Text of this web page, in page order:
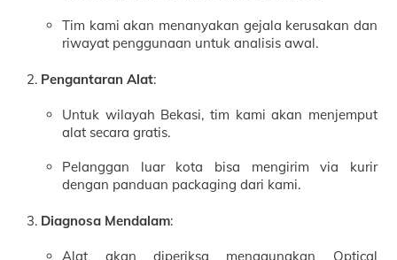
Tim kami akan menanyakan gejala kerusakan dan
riwayat penggunaan untuk analisis awal.
Pengantaran Alat:
Untuk wilayah Bekasi, tim kami akan menjemput
alat secara gratis.
Pelanggan luar kota bisa mengirim via kurir
dengan panduan packaging dari kami.
Diagnosa Mendalam:
Alat akan diperiksa menggunakan Optical